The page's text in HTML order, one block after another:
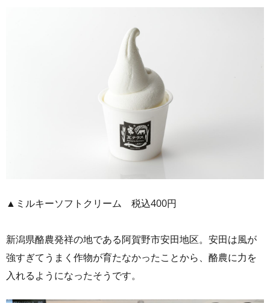
▲ミルキーソフトクリーム 税込400円
新潟県酪農発祥の地である阿賀野市安田地区。安田は風が
強すぎてうまく作物が育たなかったことから、酪農に力を
入れるようになったそうです。